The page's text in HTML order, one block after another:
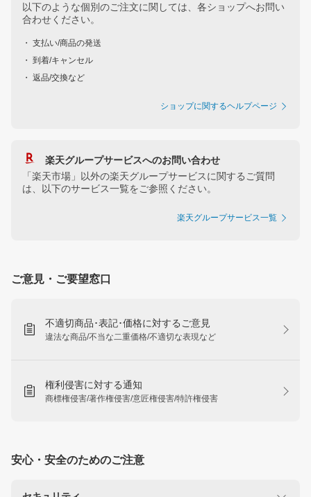
以下のような個別のご注文に関しては、各ショップへお問い
合わせください。
・ 支払い/商品の発送
・ 到着/キャンセル
・ 返品/交換など
ショップに関するヘルプページ
楽天グループサービスへのお問い合わせ
「楽天市場」以外の楽天グループサービスに関するご質問
は、以下のサービス一覧をご参照ください。
楽天グループサービス一覧
ご意見・ご要望窓口
不適切商品･表記･価格に対するご意見
違法な商品/不当な二重価格/不適切な表現など
権利侵害に対する通知
商標権侵害/著作権侵害/意匠権侵害/特許権侵害
安心・安全のためのご注意